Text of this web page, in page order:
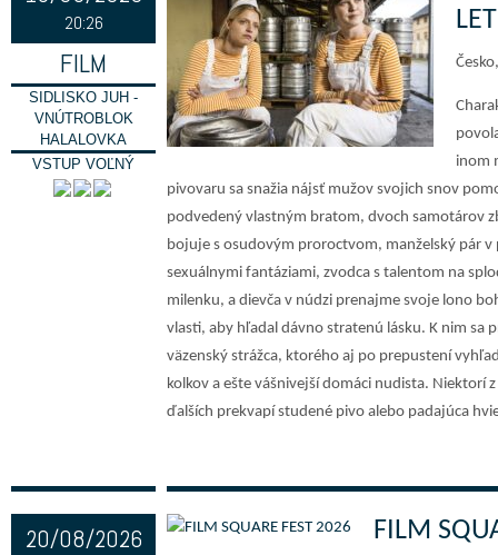
20:26
FILM
SIDLISKO JUH -
VNÚTROBLOK
HALALOVKA
VSTUP VOĽNÝ
inom
pivovaru sa snažia nájsť mužov svojich snov
podvedený vlastným bratom, dvoch samotárov
bojuje s osudovým proroctvom, manželský pár
sexuálnymi fantáziami, zvodca s talentom na
milenku, a dievča v núdzi prenajme svoje lono
vlasti, aby hľadal dávno stratenú lásku. K nim sa
väzenský strážca, ktorého aj po prepustení
kolkov a ešte vášnivejší domáci nudista. Niektorí
ďalších prekvapí studené pivo alebo padajúca
20/08/2026
FILM